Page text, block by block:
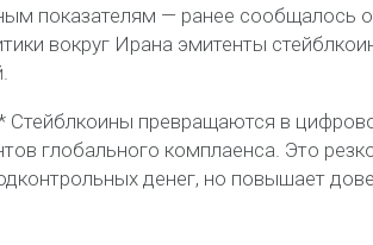
показателям — ранее сообщалось
вокруг Ирана эмитенты
Стейблкоины превращаются в
глобального комплаенса. Это
денег, но повышает